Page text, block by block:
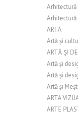
Arhitectură
ARTA
Artă și
ARTĂ ȘI
Artă și
Artă și
Artă și
ARTA
ARTE